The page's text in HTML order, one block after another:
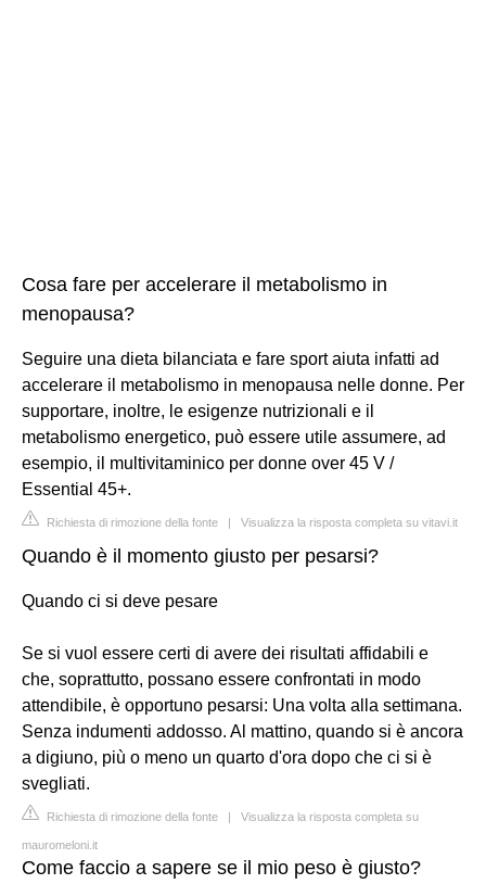
Cosa fare per accelerare il metabolismo in
menopausa?
Seguire una dieta bilanciata e fare sport aiuta infatti ad
accelerare il metabolismo in menopausa nelle donne. Per
supportare, inoltre, le esigenze nutrizionali e il
metabolismo energetico, può essere utile assumere, ad
esempio, il multivitaminico per donne over 45 V /
Essential 45+.
Richiesta di rimozione della fonte | Visualizza la risposta completa su vitavi.it
Quando è il momento giusto per pesarsi?
Quando ci si deve pesare
Se si vuol essere certi di avere dei risultati affidabili e
che, soprattutto, possano essere confrontati in modo
attendibile, è opportuno pesarsi: Una volta alla settimana.
Senza indumenti addosso. Al mattino, quando si è ancora
a digiuno, più o meno un quarto d'ora dopo che ci si è
svegliati.
Richiesta di rimozione della fonte | Visualizza la risposta completa su
mauromeloni.it
Come faccio a sapere se il mio peso è giusto?